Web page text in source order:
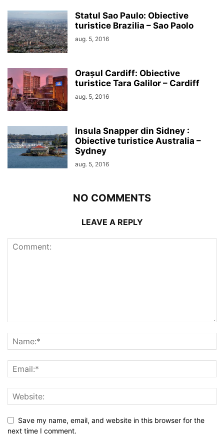
Statul Sao Paulo: Obiective
turistice Brazilia – Sao Paolo
aug. 5, 2016
Orașul Cardiff: Obiective
turistice Tara Galilor – Cardiff
aug. 5, 2016
Insula Snapper din Sidney :
Obiective turistice Australia –
Sydney
aug. 5, 2016
NO COMMENTS
LEAVE A REPLY
Save my name, email, and website in this browser for the
next time I comment.